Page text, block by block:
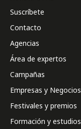
Suscríbete
Contacto
Agencias
Área de expertos
Campañas
Empresas y Negocios
Festivales y premios
Formación y estudios